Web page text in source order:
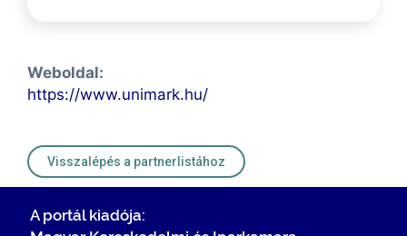
Weboldal:
https://www.unimark.hu/
Visszalépés a partnerlistához
A portál kiadója: